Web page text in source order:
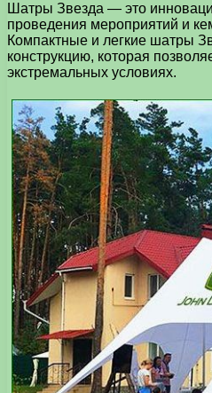
Шатры Звезда — это
проведения мероприятий и
Компактные и легкие шатры
конструкцию, которая
экстремальных условиях.